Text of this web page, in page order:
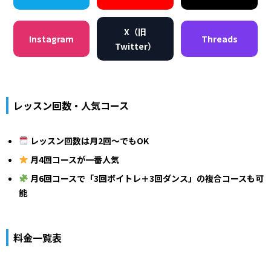
Instagram
X（旧
Twitter）
Threads
レッスン回数・人気コース
レッスン回数は月2回〜でもOK
月4回コースが一番人気
月6回コースで「3回ボイトレ＋3回ダンス」の複合コースも可
能
料金一覧表